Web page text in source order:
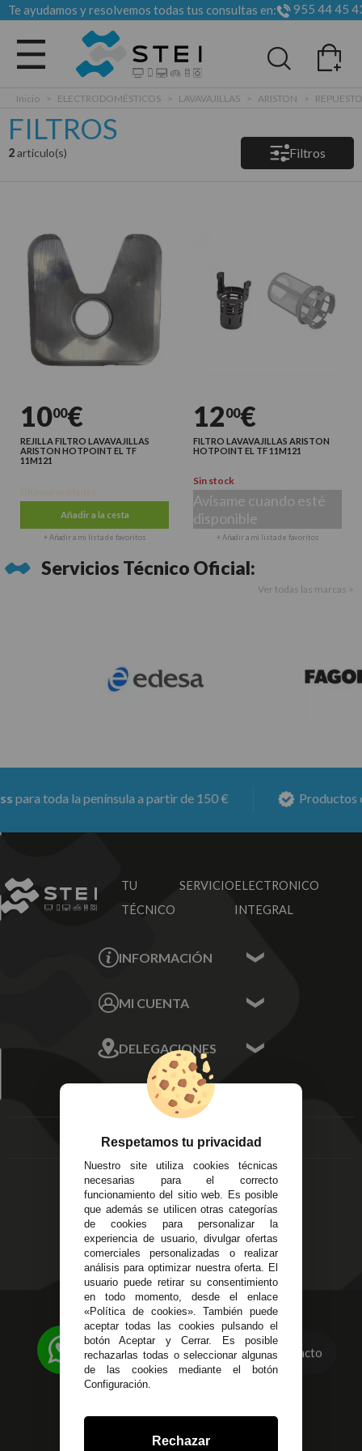
Te ayudamos y resolvemos todas tus consultas en: 955 44 45
Todas las categorias
Inicio > ELECTRODOMÉSTICOS > LAVAVAJILLAS > ARISTON >
FILTROS
2articulo(s) Filtros
1000€
REJILLA FILTRO LAVAVAJILLAS
ARISTON HOTPOINT EL TF
11M121
Añadir a la cesta
+ Añadir a mi lista de favoritos
1200€
FILTRO LAVAVAJILLAS ARISTON
HOTPOINT EL TF 11M121
Sin stock
Avísame cuando esté
disponible
+ Añadir a mi lista de favoritos
Servicios Técnico Oficial:
Ver todas las marcas >
toda la península a partir de 150 € Productos
TU SERVICIO
TÉCNICO
ELECTRONICO
INTEGRAL
INFORMACIÓN
Sobre nosotros
MI CUENTA
Mis Direcciones
Mis Pedidos
Mis favoritos
FAQ's
DELEGACIONES
Écija - Sevilla
Av. Plaza de Toros.
Local 3
C/ Ingeniero Iribarren,
14
Alzira - Valencia
C/ Esplugues, 135
EMPRESA
Entregas y
Devoluciones
Política de Privacidad
Pago Seguro
Terminos y
Condiciones Generales
Políticas de Cookies
623 23 31 98
Atendemos Whatsapp
955 44 45 43/955 44 45 44
Avenida Plaza de Toros,
Contacto
Respetamos tu privacidad
Nuestro site utiliza cookies técnicas
necesarias para el correcto
funcionamiento del sitio web. Es posible
que además se utilicen otras categorías
de cookies para personalizar la
experiencia de usuario, divulgar ofertas
comerciales personalizadas o realizar
análisis para optimizar nuestra oferta. El
usuario puede retirar su consentimiento
en todo momento, desde el enlace
«Política de cookies». También puede
aceptar todas las cookies pulsando el
botón Aceptar y Cerrar. Es posible
rechazarlas todas o seleccionar algunas
de las cookies mediante el botón
Configuración.
Rechazar